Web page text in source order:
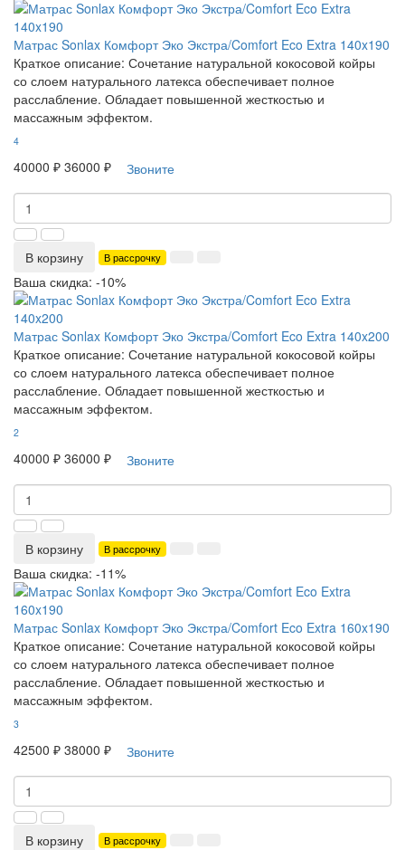
Матрас Sonlax Комфорт Эко Экстра/Comfort Eco Extra 140x190
Краткое описание: Сочетание натуральной кокосовой койры
со слоем натурального латекса обеспечивает полное
расслабление. Обладает повышенной жесткостью и
массажным эффектом.
4
40000 ₽ 36000 ₽ Звоните
В корзину В рассрочку
Ваша скидка: -10%
Матрас Sonlax Комфорт Эко Экстра/Comfort Eco Extra 140x200
Краткое описание: Сочетание натуральной кокосовой койры
со слоем натурального латекса обеспечивает полное
расслабление. Обладает повышенной жесткостью и
массажным эффектом.
2
40000 ₽ 36000 ₽ Звоните
В корзину В рассрочку
Ваша скидка: -11%
Матрас Sonlax Комфорт Эко Экстра/Comfort Eco Extra 160x190
Краткое описание: Сочетание натуральной кокосовой койры
со слоем натурального латекса обеспечивает полное
расслабление. Обладает повышенной жесткостью и
массажным эффектом.
3
42500 ₽ 38000 ₽ Звоните
В корзину В рассрочку